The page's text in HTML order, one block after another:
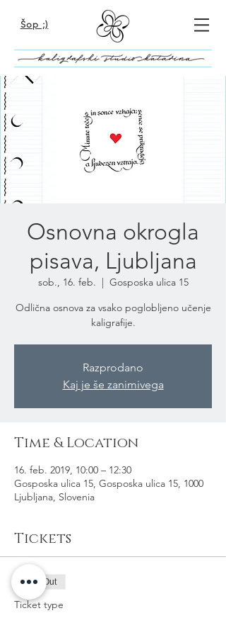
Šop ;)
Osnovna okrogla
pisava, Ljubljana
sob., 16. feb.
  |
Gosposka ulica 15
Odlična osnova za vsako poglobljeno učenje
kaligrafije.
Razprodano
Kaj je še zanimivega
Time & Location
16. feb. 2019, 10:00 – 12:30
Gosposka ulica 15, Gosposka ulica 15, 1000
Ljubljana, Slovenia
Tickets
Sold Out
Ticket type